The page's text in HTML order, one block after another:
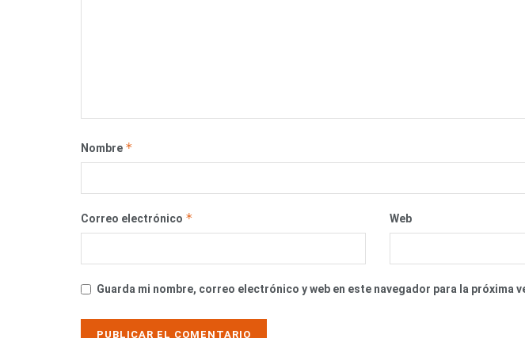
Nombre *
Correo electrónico * Web
Guarda mi nombre, correo electrónico y web en este navegador para la próxima